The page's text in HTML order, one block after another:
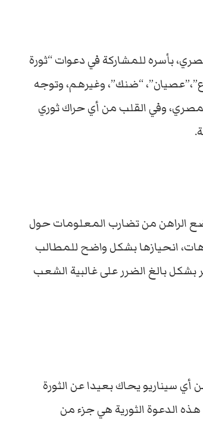
بأسره للمشاركة في دعوات “ثورة
“ضنك”، وغيرهم، وتوجه
وفي القلب من أي حراك ثوري
الراهن من تضارب المعلومات حول
وما يشاع من سيناريوهات، انحيازها بشكل واضح للمطالب
بشكل بالغ الضرر على غالبية الشعب
سيناريو يحاك بعيدا عن الثورة
الدعوة الثورية هي جزء من